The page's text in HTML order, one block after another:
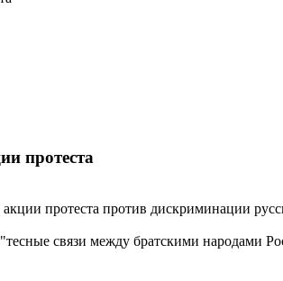
протеста
протеста против дискриминации
связи между братскими народами